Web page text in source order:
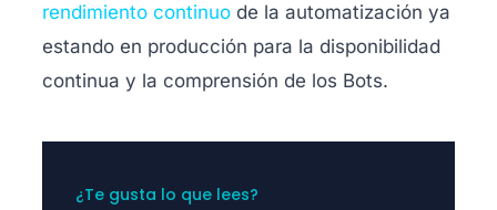
rendimiento continuo de la automatización ya
estando en producción para la disponibilidad
continua y la comprensión de los Bots.
¿Te gusta lo que lees?